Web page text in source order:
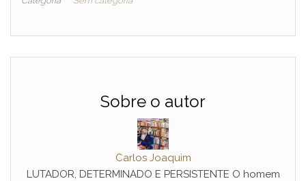
Sobre o autor
Carlos Joaquim
LUTADOR, DETERMINADO E PERSISTENTE O homem